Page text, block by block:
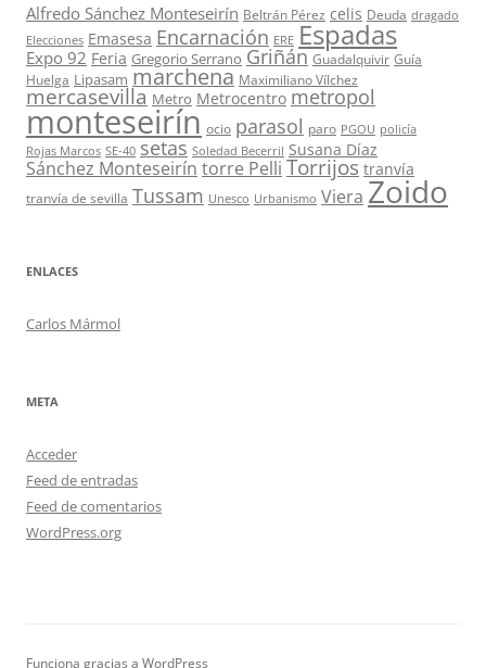
Alfredo Sánchez Monteseirín Beltrán Pérez celis Deuda dragado
Elecciones Emasesa Encarnación ERE Espadas
Expo 92 Feria Gregorio Serrano Griñán Guadalquivir Guía
Huelga Lipasam marchena Maximiliano Vílchez
mercasevilla Metro Metrocentro metropol
monteseirín ocio parasol paro PGOU policía
Rojas Marcos SE-40 setas Soledad Becerril Susana Díaz
Sánchez Monteseirín torre Pelli Torrijos tranvía
tranvía de sevilla Tussam Unesco Urbanismo Viera Zoido
ENLACES
Carlos Mármol
META
Acceder
Feed de entradas
Feed de comentarios
WordPress.org
Funciona gracias a WordPress